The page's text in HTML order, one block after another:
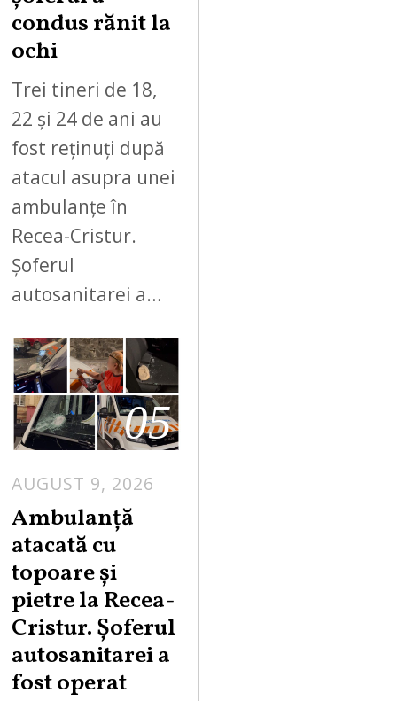
condus rănit la
ochi
Trei tineri de 18,
22 și 24 de ani au
fost reținuți după
atacul asupra unei
ambulanțe în
Recea-Cristur.
Șoferul
autosanitarei a…
05
AUGUST 9, 2026
Ambulanță
atacată cu
topoare și
pietre la Recea-
Cristur. Șoferul
autosanitarei a
fost operat